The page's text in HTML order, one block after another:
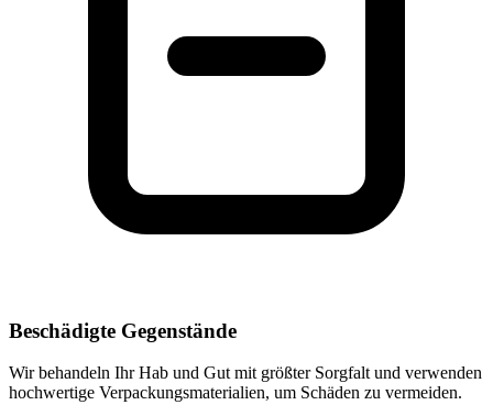
Beschädigte Gegenstände
Wir behandeln Ihr Hab und Gut mit größter Sorgfalt und verwenden
hochwertige Verpackungsmaterialien, um Schäden zu vermeiden.